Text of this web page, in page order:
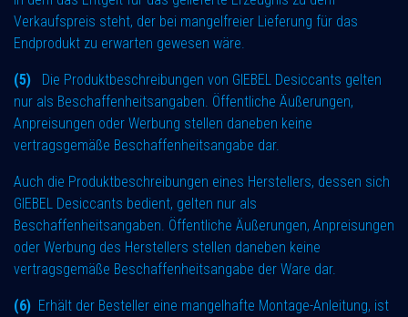
Verkaufspreis steht, der bei mangelfreier Lieferung für das
Endprodukt zu erwarten gewesen wäre.
(5) Die Produktbeschreibungen von GIEBEL Desiccants gelten
nur als Beschaffenheitsangaben. Öffentliche Äußerungen,
Anpreisungen oder Werbung stellen daneben keine
vertragsgemäße Beschaffenheitsangabe dar.
Auch die Produktbeschreibungen eines Herstellers, dessen sich
GIEBEL Desiccants bedient, gelten nur als
Beschaffenheitsangaben. Öffentliche Äußerungen, Anpreisungen
oder Werbung des Herstellers stellen daneben keine
vertragsgemäße Beschaffenheitsangabe der Ware dar.
(6) Erhält der Besteller eine mangelhafte Montage-Anleitung, ist